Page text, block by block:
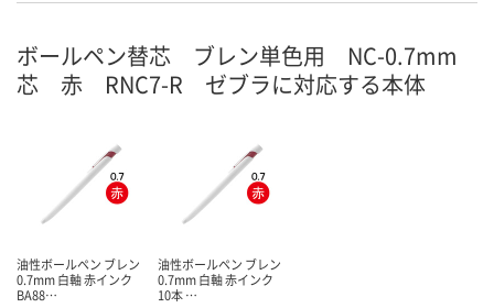
ボールペン替芯 ブレン単色用 NC-0.7mm
芯 赤 RNC7-R ゼブラに対応する本体
油性ボールペン ブレン
0.7mm 白軸 赤インク
BA88…
油性ボールペン ブレン
0.7mm 白軸 赤インク
10本 …